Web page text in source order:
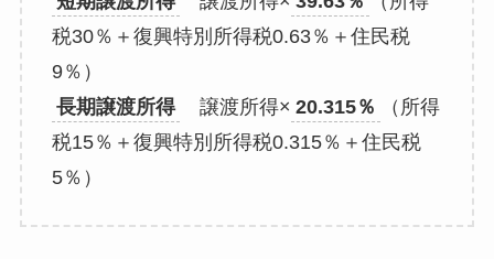
税30％＋復興特別所得税0.63％＋住民税
9％）
長期譲渡所得
譲渡所得× 20.315％
（所得
税15％＋復興特別所得税0.315％＋住民税
5％）